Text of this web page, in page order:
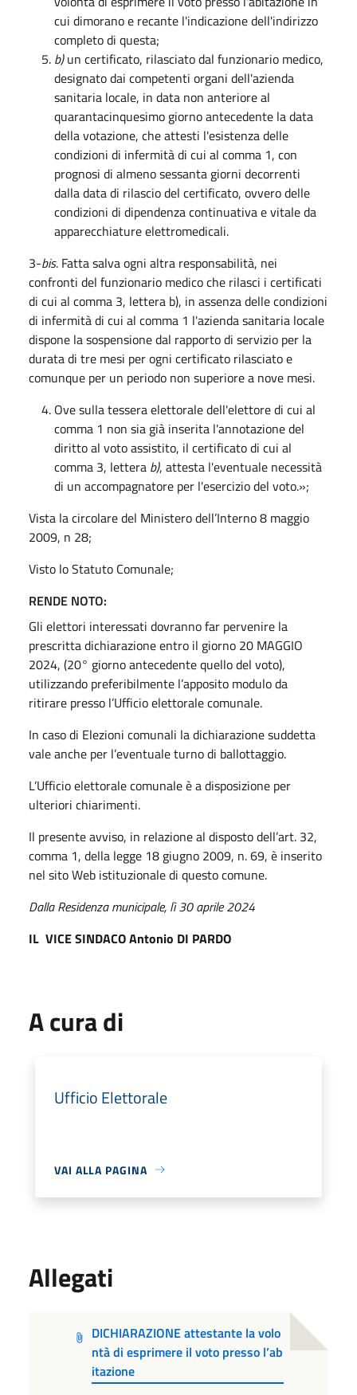
cui dimorano e recante l'indicazione dell'indirizzo
completo di questa;
b)un certificato, rilasciato dal funzionario medico,
designato dai competenti organi dell'azienda
sanitaria locale, in data non anteriore al
quarantacinquesimo giorno antecedente la data
della votazione, che attesti l'esistenza delle
condizioni di infermità di cui al comma 1, con
prognosi di almeno sessanta giorni decorrenti
dalla data di rilascio del certificato, ovvero delle
condizioni di dipendenza continuativa e vitale da
apparecchiature elettromedicali.
3-bis. Fatta salva ogni altra responsabilità, nei
confronti del funzionario medico che rilasci i certificati
di cui al comma 3, lettera b), in assenza delle condizioni
di infermità di cui al comma 1 l'azienda sanitaria locale
dispone la sospensione dal rapporto di servizio per la
durata di tre mesi per ogni certificato rilasciato e
comunque per un periodo non superiore a nove mesi.
Ove sulla tessera elettorale dell'elettore di cui al
comma 1 non sia già inserita l'annotazione del
diritto al voto assistito, il certificato di cui al
comma 3, lettera b), attesta l'eventuale necessità
di un accompagnatore per l'esercizio del voto.»;
Vista la circolare del Ministero dell’Interno 8 maggio
2009, n 28;
Visto lo Statuto Comunale;
RENDE NOTO:
Gli elettori interessati dovranno far pervenire la
prescritta dichiarazione entro il giorno 20 MAGGIO
2024, (20° giorno antecedente quello del voto),
utilizzando preferibilmente l’apposito modulo da
ritirare presso l’Ufficio elettorale comunale.
In caso di Elezioni comunali la dichiarazione suddetta
vale anche per l’eventuale turno di ballottaggio.
L’Ufficio elettorale comunale è a disposizione per
ulteriori chiarimenti.
Il presente avviso, in relazione al disposto dell’art. 32,
comma 1, della legge 18 giugno 2009, n. 69, è inserito
nel sito Web istituzionale di questo comune.
Dalla Residenza municipale, lì 30 aprile 2024
IL VICE SINDACO Antonio DI PARDO
A cura di
Ufficio Elettorale
VAI ALLA PAGINA
Allegati
DICHIARAZIONE attestante la volo
ntà di esprimere il voto presso l’ab
itazione